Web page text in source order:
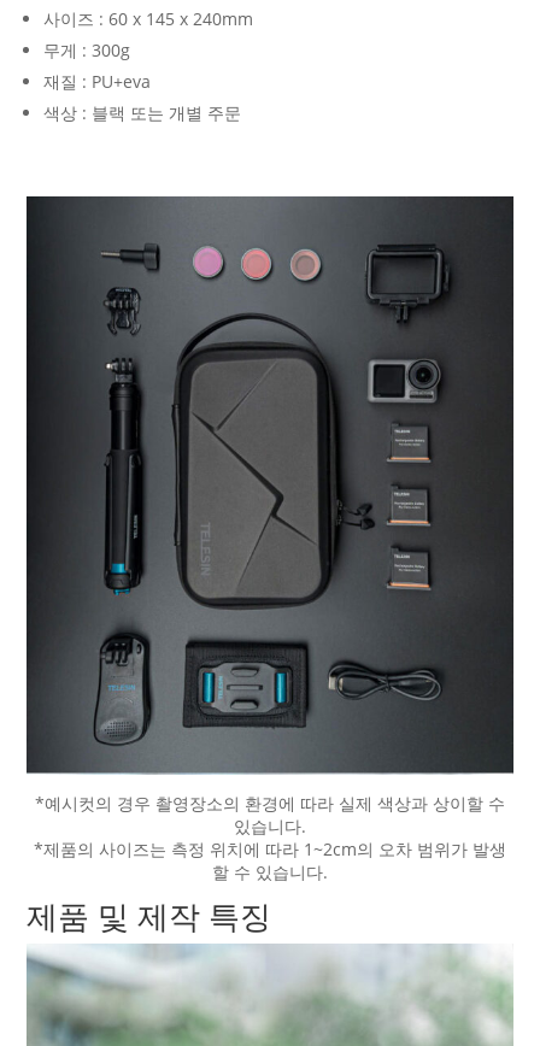
사이즈 : 60 x 145 x 240mm
무게 : 300g
재질 : PU+eva
색상 : 블랙 또는 개별 주문
*예시컷의 경우 촬영장소의 환경에 따라 실제 색상과 상이할 수
있습니다.
*제품의 사이즈는 측정 위치에 따라 1~2cm의 오차 범위가 발생
할 수 있습니다.
제품 및 제작 특징